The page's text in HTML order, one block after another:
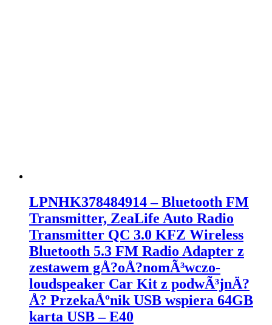
LPNHK378484914 – Bluetooth FM
Transmitter, ZeaLife Auto Radio
Transmitter QC 3.0 KFZ Wireless
Bluetooth 5.3 FM Radio Adapter z
zestawem gÅ?oÅ?nomÃ³wczo-
loudspeaker Car Kit z podwÃ³jnÄ?
Å? PrzekaÅºnik USB wspiera 64GB
karta USB – E40